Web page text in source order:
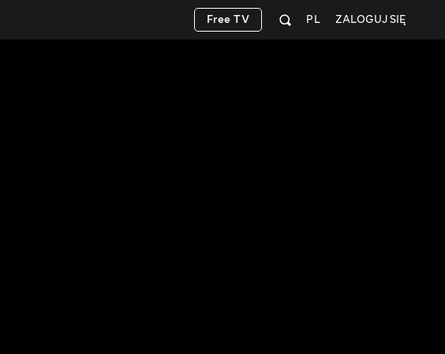
ZALOGUJ SIĘ
PL
Free TV